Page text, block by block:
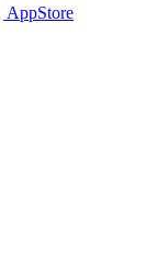
AppStore